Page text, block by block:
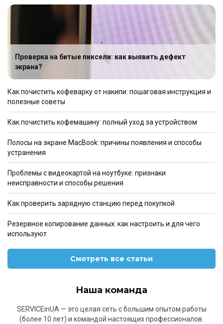
Проверка на битые пиксели: как выявить дефект
экрана?
Как почистить кофеварку от накипи: пошаговая инструкция и
полезные советы
Как почистить кофемашину: полный уход за устройством
Полосы на экране MacBook: причины появления и способы
устранения
Проблемы с видеокартой на ноутбуке: признаки
неисправности и способы решения
Как проверить зарядную станцию перед покупкой
Резервное копирование данных: как настроить и для чего
используют
Смотреть все статьи
Наша команда
SERVICEinUA — это целая сеть с большим опытом работы
(более 10 лет) и командой настоящих профессионалов.